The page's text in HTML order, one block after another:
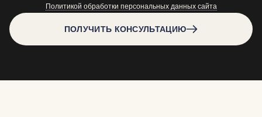
ПОЛУЧИТЬ КОНСУЛЬТАЦИЮ
Политикой обработки персональных данных сайта